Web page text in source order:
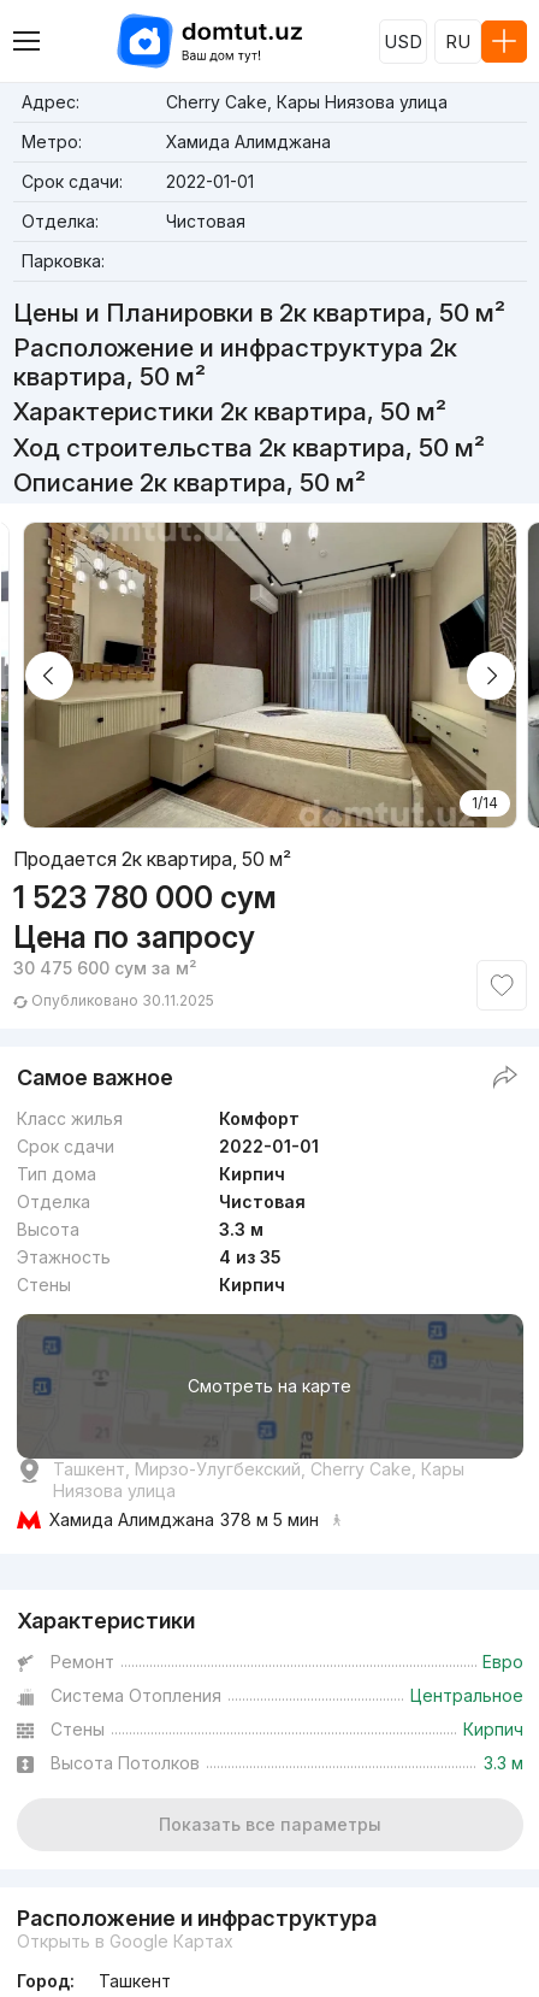
USD RU
Адрес:
Cherry Cake, Кары Ниязова улица
Метро:
Хамида Алимджана
Срок сдачи:
2022-01-01
Отделка:
Чистовая
Парковка:
Цены и Планировки в 2к квартира, 50 м²
Расположение и инфраструктура 2к
квартира, 50 м²
Характеристики 2к квартира, 50 м²
Ход строительства 2к квартира, 50 м²
Описание 2к квартира, 50 м²
1/14
Продается 2к квартира, 50 м²
1 523 780 000 сум
Цена по запросу
30 475 600 сум за м²
Опубликовано 30.11.2025
Самое важное
Класс жилья
Комфорт
Срок сдачи
2022-01-01
Тип дома
Кирпич
Отделка
Чистовая
Высота
3.3 м
Этажность
4 из 35
Стены
Кирпич
Смотреть на карте
Ташкент, Мирзо-Улугбекский, Cherry Cake, Кары
Ниязова улица
Хамида Алимджана 378 м 5 мин
Характеристики
Ремонт
Евро
Система Отопления
Центральное
Стены
Кирпич
Высота Потолков
3.3 м
Показать все параметры
Расположение и инфраструктура
Открыть в Google Картах
Город:
Ташкент